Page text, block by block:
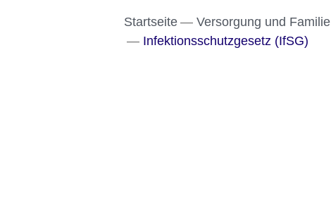
Startseite Versorgung und Familie
Infektionsschutzgesetz (IfSG)